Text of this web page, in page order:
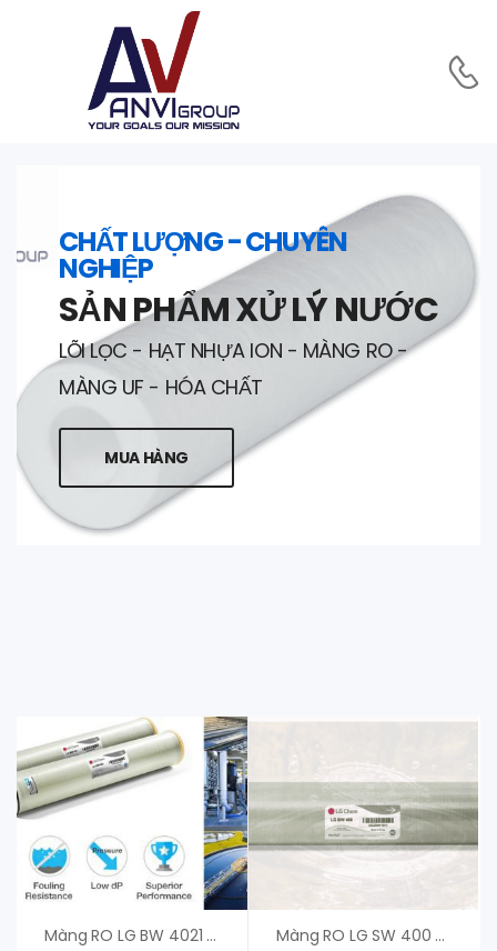
CHẤT LƯỢNG - CHUYÊN
NGHIỆP
SẢN PHẨM XỬ LÝ NƯỚC
LÕI LỌC - HẠT NHỰA ION - MÀNG RO -
MÀNG UF - HÓA CHẤT
MUA HÀNG
Màng RO LG BW 4021 R – Màng RO LG Chem Hàn Quốc Màng RO LG SW 400 SR G2 – Giá Tốt Cho Khách Hàng